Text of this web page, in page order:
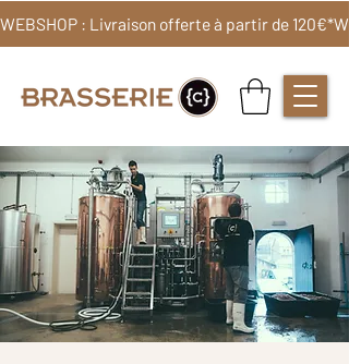
WEBSHOP : Livraison offerte à partir de 120€*